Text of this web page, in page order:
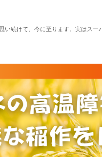
続けて、今に至ります。実はスー